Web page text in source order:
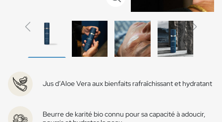
Previous Next
Jus d’Aloe Vera aux bienfaits rafraîchissant et hydratant
Beurre de karité bio connu pour sa capacité à adoucir,